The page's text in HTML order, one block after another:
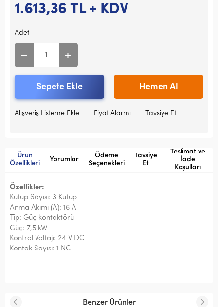
1.613,36 TL + KDV
Adet
Sepete Ekle Hemen Al
Alışveriş Listeme Ekle Fiyat Alarmı Tavsiye Et
Ürün
Özellikleri
Yorumlar
Ödeme
Seçenekleri
Tavsiye
Et
Teslimat ve
İade
Koşulları
Özellikler:
Kutup Sayısı: 3 Kutup
Anma Akımı (A): 16 A
Tip: Güç kontaktörü
Güç: 7,5 kW
Kontrol Voltajı: 24 V DC
Kontak Sayısı: 1 NC
Benzer Ürünler